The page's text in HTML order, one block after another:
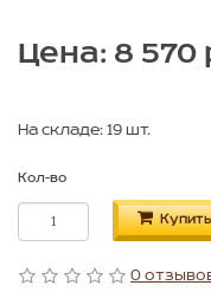
Цена: 8 570
На складе: 19 шт.
Кол-во
Купить
0